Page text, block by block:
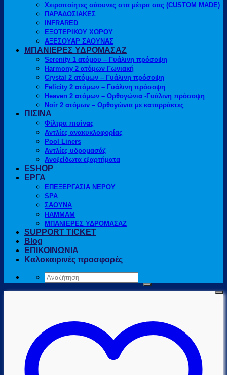
Χειροποίητες σάουνες στα μέτρα σας (CUSTOM MADE)
ΠΑΡΑΔΟΣΙΑΚΕΣ
INFRARED
ΕΞΩΤΕΡΙΚΟΥ ΧΩΡΟΥ
ΑΞΕΣΟΥΑΡ ΣΑΟΥΝΑΣ
ΜΠΑΝΙΕΡΕΣ ΥΔΡΟΜΑΣΑΖ
Serenity 1 ατόμου – Γυάλινη πρόσοψη
Harmony 2 ατόμων Γωνιακή
Crystal 2 ατόμων – Γυάλινη πρόσοψη
Felicity 2 ατόμων – Γυάλινη πρόσοψη
Heaven 2 ατόμων – Ορθογώνια -Γυάλινη πρόσοψη
Noir 2 ατόμων – Ορθογώνια με καταρράκτες
ΠΙΣΙΝΑ
Φίλτρα πισίνας
Αντλίες ανακυκλοφορίας
Pool Liners
Αντλίες υδρομασάζ
Ανοξείδωτα εξαρτήματα
ESHOP
ΕΡΓΑ
ΕΠΕΞΕΡΓΑΣΙΑ ΝΕΡΟΥ
SPA
ΣΑΟΥΝΑ
HAMMAM
ΜΠΑΝΙΕΡΕΣ ΥΔΡΟΜΑΣΑΖ
SUPPORT TICKET
Blog
ΕΠΙΚΟΙΝΩΝΙΑ
Καλοκαιρινές προσφορές
Αναζήτηση
για: